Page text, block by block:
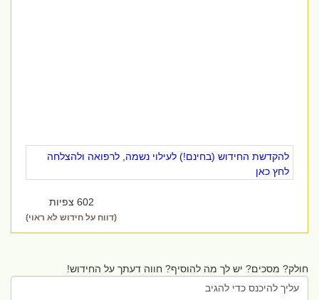
להקדשת החידוש (בחינם!) לעילוי נשמה, לרפואה ולהצלחה
לחץ כאן
602 צפיות
(דווח על חידוש לא ראוי)
חולק? מסכים? יש לך מה להוסיף? חווה דעתך על החידוש!